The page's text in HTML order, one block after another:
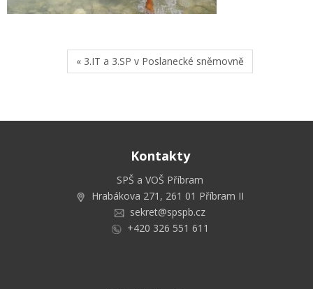
« 3.IT a 3.SP v Poslanecké sněmovně
Kontakty
SPŠ a VOŠ Příbram
Hrabákova 271, 261 01 Příbram II
sekret@spspb.cz
+420 326 551 611